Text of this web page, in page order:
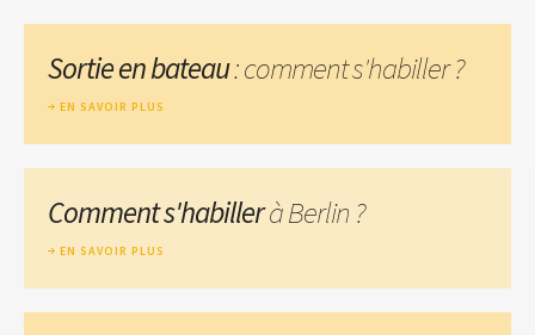
Sortie en bateau: comment s'habiller ?
EN SAVOIR PLUS
Comment s'habillerà Berlin ?
EN SAVOIR PLUS